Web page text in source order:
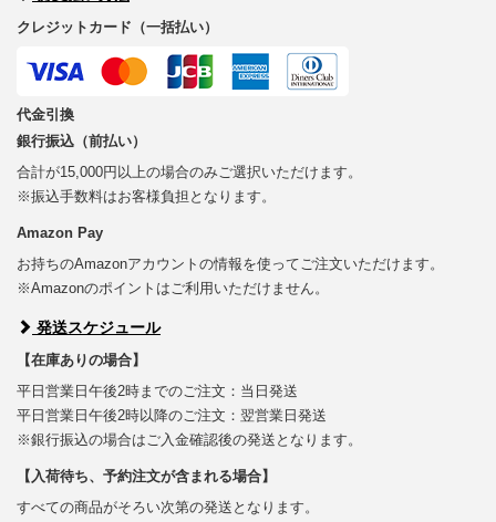
クレジットカード（一括払い）
代金引換
銀行振込（前払い）
合計が15,000円以上の場合のみご選択いただけます。
※振込手数料はお客様負担となります。
Amazon Pay
お持ちのAmazonアカウントの情報を使ってご注文いただけます。
※Amazonのポイントはご利用いただけません。
発送スケジュール
【在庫ありの場合】
平日営業日午後2時までのご注文：当日発送
平日営業日午後2時以降のご注文：翌営業日発送
※銀行振込の場合はご入金確認後の発送となります。
【入荷待ち、予約注文が含まれる場合】
すべての商品がそろい次第の発送となります。